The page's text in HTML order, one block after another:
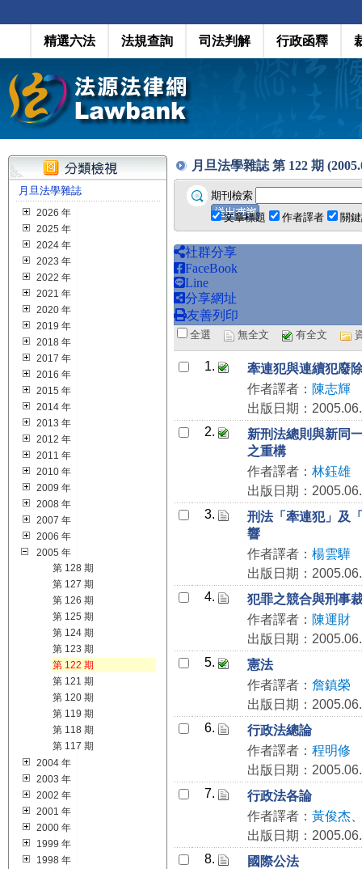
精選六法 法規查詢 司法判解 行政函釋
月旦法學雜誌
2026 年
2025 年
2024 年
2023 年
2022 年
2021 年
2020 年
2019 年
2018 年
2017 年
2016 年
2015 年
2014 年
2013 年
2012 年
2011 年
2010 年
2009 年
2008 年
2007 年
2006 年
2005 年
第 128 期
第 127 期
第 126 期
第 125 期
第 124 期
第 123 期
第 122 期
第 121 期
第 120 期
第 119 期
第 118 期
第 117 期
2004 年
2003 年
2002 年
2001 年
2000 年
1999 年
1998 年
月旦法學雜誌 第 122 期
期刊檢索
文章標題
作者譯者 關
社群分享
FaceBook
Line
分享網址
友善列印
全選 無全文 有全文
1.
牽連犯與連續犯廢
作者譯者： 陳志輝
出版日期：
2.
新刑法總則與新同
之重構
作者譯者： 林鈺雄
出版日期：
3.
刑法「牽連犯」及
響
作者譯者： 楊雲驊
出版日期：
4.
犯罪之競合與刑事
作者譯者： 陳運財
出版日期：
5.
憲法
作者譯者： 詹鎮榮
出版日期：
6.
行政法總論
作者譯者： 程明修
出版日期：
7.
行政法各論
作者譯者： 黃俊杰
出版日期：
8.
國際公法